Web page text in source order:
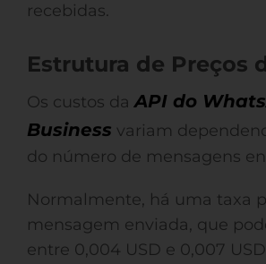
recebidas.
Estrutura de Preços
Os custos daAPI do
Business variam
do número de mensagens
Normalmente, há uma taxa
mensagem enviada, que
entre 0,004 USD e 0,007